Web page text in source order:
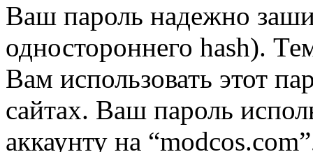
Ваш пароль надежно
одностороннего hash).
Вам использовать этот
сайтах. Ваш пароль
аккаунту на